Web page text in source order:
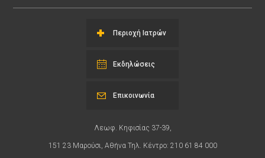
Περιοχή Ιατρών
Εκδηλώσεις
Λεωφ. Κηφισίας 37-39,
151 23 Μαρούσι, Αθήνα Τηλ. Κέντρο: 210 61 84 000
Επικοινωνία